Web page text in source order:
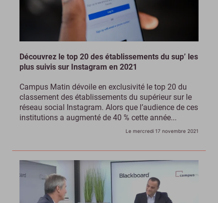
Découvrez le top 20 des établissements du sup’ les
plus suivis sur Instagram en 2021
Campus Matin dévoile en exclusivité le top 20 du
classement des établissements du supérieur sur le
réseau social Instagram. Alors que l’audience de ces
institutions a augmenté de 40 % cette année...
Le mercredi 17 novembre 2021